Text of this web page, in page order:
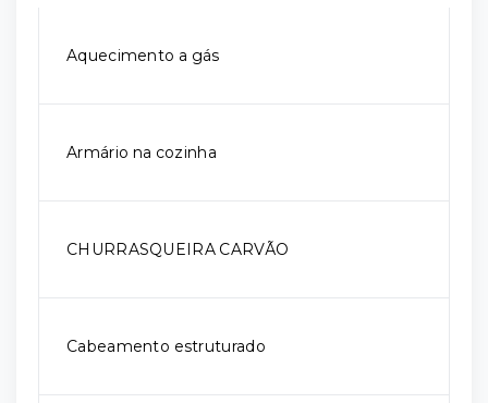
Aquecimento a gás
Armário na cozinha
CHURRASQUEIRA CARVÃO
Cabeamento estruturado